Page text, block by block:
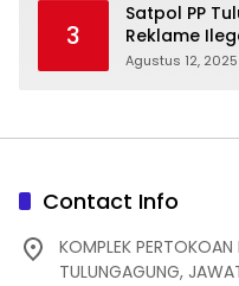
3
Satpol PP
Reklame
dan Indah
Agustus 12, 2025
Contact Info
KOMPLEK
TULUNGAGUNG,